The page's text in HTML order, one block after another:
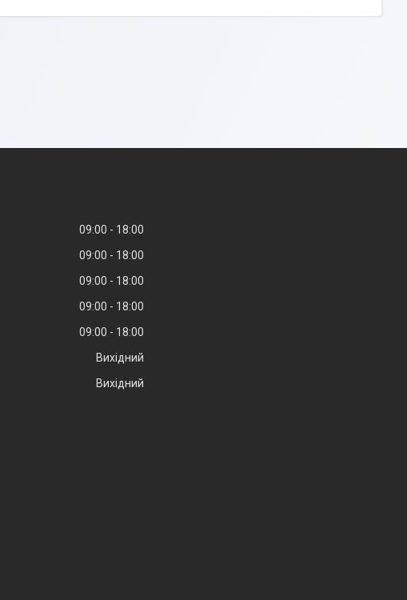
09:00
18:00
09:00
18:00
09:00
18:00
09:00
18:00
09:00
18:00
Вихідний
Вихідний